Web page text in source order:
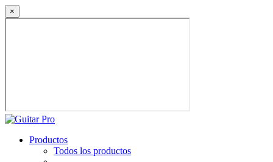
×
Productos
Todos los productos